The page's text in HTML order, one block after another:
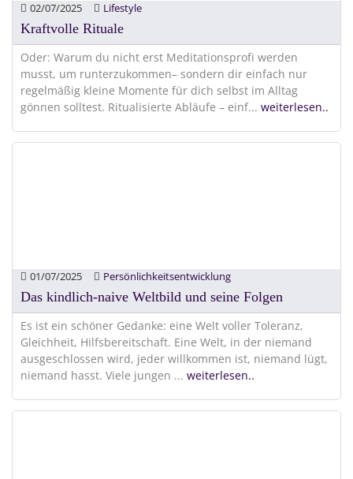
02/07/2025 Lifestyle
Kraftvolle Rituale
Oder: Warum du nicht erst Meditationsprofi werden
musst, um runterzukommen– sondern dir einfach nur
regelmäßig kleine Momente für dich selbst im Alltag
gönnen solltest. Ritualisierte Abläufe – einf... weiterlesen..
01/07/2025 Persönlichkeitsentwicklung
Das kindlich-naive Weltbild und seine Folgen
Es ist ein schöner Gedanke: eine Welt voller Toleranz,
Gleichheit, Hilfsbereitschaft. Eine Welt, in der niemand
ausgeschlossen wird, jeder willkommen ist, niemand lügt,
niemand hasst. Viele jungen ... weiterlesen..